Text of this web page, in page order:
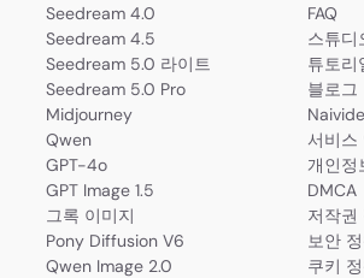
Seedream 4.0
Seedream 4.5
Seedream 5.0 라이트
Seedream 5.0 Pro
Midjourney
Qwen
GPT-4o
GPT Image 1.5
그록 이미지
Pony Diffusion V6
Qwen Image 2.0
FAQ
스튜디
튜토리
블로그
서비스
개인정
DMCA
저작권
보안
쿠키